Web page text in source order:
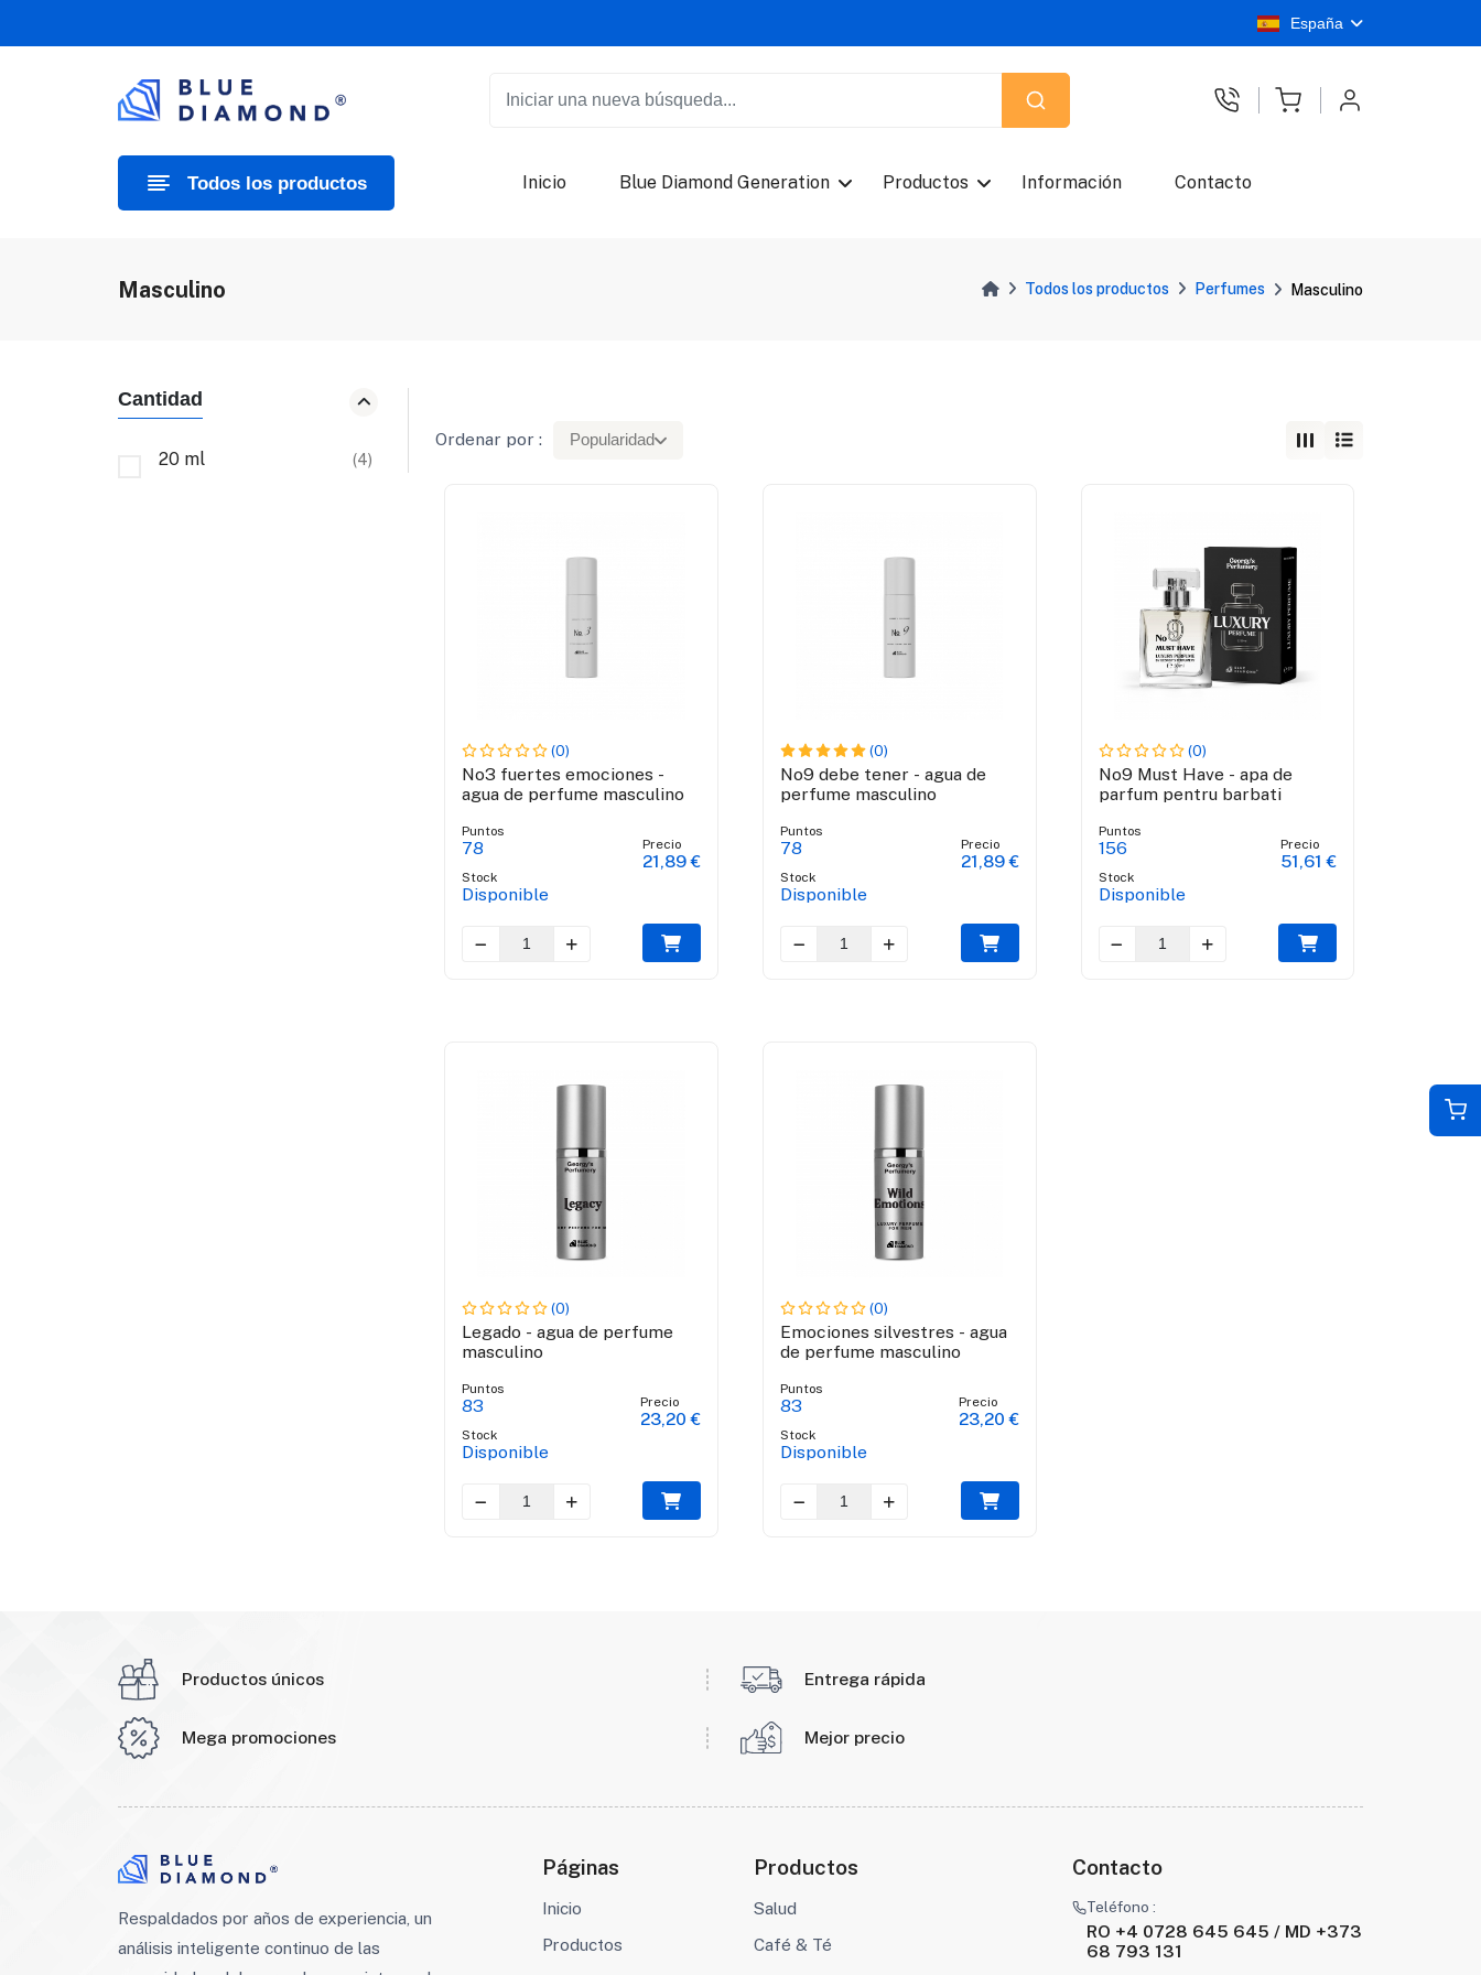
España
Todos los productos Inicio Blue Diamond Generation Productos Información Contacto
Masculino Todos los productos Perfumes Masculino
Cantidad
20 ml (4)
Ordenar por : Popularidad
(0)
No3 fuertes emociones -
agua de perfume masculino
Puntos
78
Stock
Disponible
Precio
21,89 €
(0)
No9 debe tener - agua de
perfume masculino
Puntos
78
Stock
Disponible
Precio
21,89 €
(0)
No9 Must Have - apa de
parfum pentru barbati
Puntos
156
Stock
Disponible
Precio
51,61 €
(0)
Legado - agua de perfume
masculino
Puntos
83
Stock
Disponible
Precio
23,20 €
(0)
Emociones silvestres - agua
de perfume masculino
Puntos
83
Stock
Disponible
Precio
23,20 €
Productos únicos Entrega rápida
Mega promociones Mejor precio
Respaldados por años de experiencia, un
análisis inteligente continuo de las
Páginas
Inicio
Productos
Productos
Salud
Café & Té
Contacto
Teléfono :
RO +4 0728 645 645 / MD +373
68 793 131